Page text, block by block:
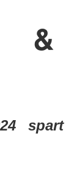
spart